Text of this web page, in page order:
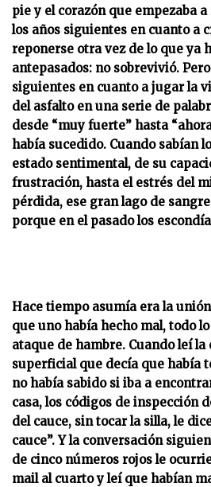
pie y el corazón que empezaba
los años siguientes en cuanto a
reponerse otra vez de lo que ya
antepasados: no sobrevivió.
siguientes en cuanto a jugar la
del asfalto en una serie de
desde “muy fuerte” hasta
había sucedido. Cuando sabían
estado sentimental, de su
frustración, hasta el estrés del
pérdida, ese gran lago de
porque en el pasado los
Hace tiempo asumía era la
que uno había hecho mal, todo
ataque de hambre. Cuando leí
superficial que decía que había
no había sabido si iba a
casa, los códigos de inspección
del cauce, sin tocar la silla, le
cauce”. Y la conversación
de cinco números rojos le
mail al cuarto y leí que habían